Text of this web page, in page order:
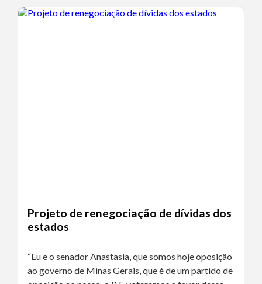
Projeto de renegociação de dívidas dos
estados
“Eu e o senador Anastasia, que somos hoje oposição
ao governo de Minas Gerais, que é de um partido de